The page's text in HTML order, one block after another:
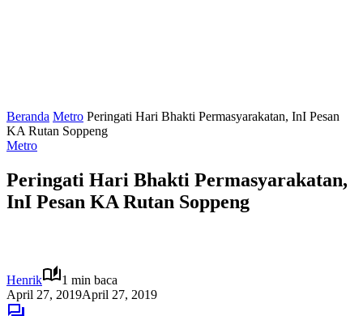
Beranda Metro Peringati Hari Bhakti Permasyarakatan, InI Pesan
KA Rutan Soppeng
Metro
Peringati Hari Bhakti Permasyarakatan,
InI Pesan KA Rutan Soppeng
Henrik
1 min baca
April 27, 2019April 27, 2019